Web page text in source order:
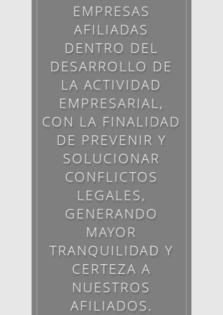
EMPRESAS
AFILIADAS
DENTRO DEL
DESARROLLO DE
LA ACTIVIDAD
EMPRESARIAL,
CON LA FINALIDAD
DE PREVENIR Y
SOLUCIONAR
CONFLICTOS
LEGALES,
GENERANDO
MAYOR
TRANQUILIDAD Y
CERTEZA A
NUESTROS
AFILIADOS.